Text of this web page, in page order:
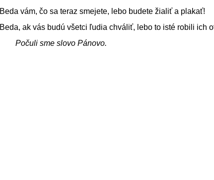
Beda vám, čo sa teraz smejete, lebo budete žialiť a plakať!
Beda, ak vás budú všetci ľudia chváliť, lebo to isté robili ich
Počuli sme slovo Pánovo.